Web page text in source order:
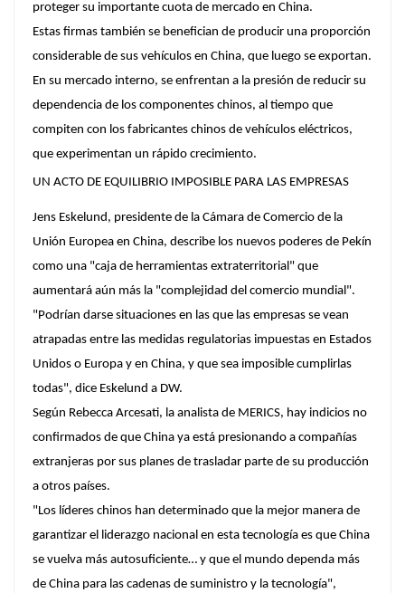
proteger su importante cuota de mercado en China.
Estas firmas también se benefician de producir una proporción
considerable de sus vehículos en China, que luego se exportan.
En su mercado interno, se enfrentan a la presión de reducir su
dependencia de los componentes chinos, al tiempo que
compiten con los fabricantes chinos de vehículos eléctricos,
que experimentan un rápido crecimiento.
UN ACTO DE EQUILIBRIO IMPOSIBLE PARA LAS EMPRESAS
Jens Eskelund, presidente de la Cámara de Comercio de la
Unión Europea en China, describe los nuevos poderes de Pekín
como una "caja de herramientas extraterritorial" que
aumentará aún más la "complejidad del comercio mundial".
"Podrían darse situaciones en las que las empresas se vean
atrapadas entre las medidas regulatorias impuestas en Estados
Unidos o Europa y en China, y que sea imposible cumplirlas
todas", dice Eskelund a DW.
Según Rebecca Arcesati, la analista de MERICS, hay indicios no
confirmados de que China ya está presionando a compañías
extranjeras por sus planes de trasladar parte de su producción
a otros países.
"Los líderes chinos han determinado que la mejor manera de
garantizar el liderazgo nacional en esta tecnología es que China
se vuelva más autosuficiente… y que el mundo dependa más
de China para las cadenas de suministro y la tecnología",